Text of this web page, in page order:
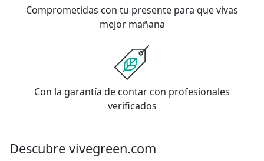
Comprometidas con tu presente para que vivas
mejor mañana
Con la garantía de contar con profesionales
verificados
Descubre vivegreen.com